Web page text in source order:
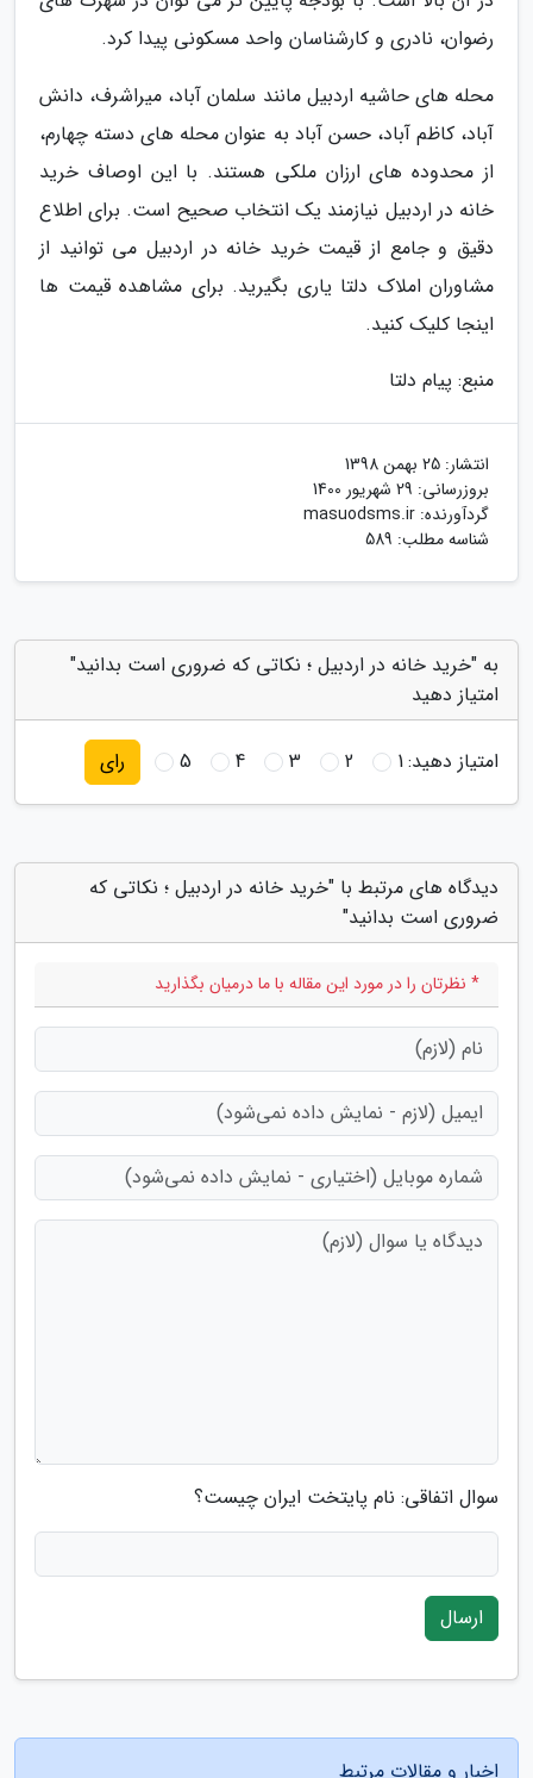
رضوان، نادری و کارشناسان واحد مسکونی پیدا کرد.
محله های حاشیه اردبیل مانند سلمان آباد، میراشرف، دانش
آباد، کاظم آباد، حسن آباد به عنوان محله های دسته چهارم،
از محدوده های ارزان ملکی هستند. با این اوصاف خرید
خانه در اردبیل نیازمند یک انتخاب صحیح است. برای اطلاع
دقیق و جامع از قیمت خرید خانه در اردبیل می توانید از
مشاوران املاک دلتا یاری بگیرید. برای مشاهده قیمت ها
اینجا کلیک کنید.
منبع: پیام دلتا
انتشار: 25 بهمن 1398
بروزرسانی: 29 شهریور 1400
گردآورنده: masuodsms.ir
شناسه مطلب: 589
به "خرید خانه در اردبیل ؛ نکاتی که ضروری است بدانید"
امتیاز دهید
امتیاز دهید:1
2
3
4
5 رای
دیدگاه های مرتبط با "خرید خانه در اردبیل ؛ نکاتی که
ضروری است بدانید"
* نظرتان را در مورد این مقاله با ما درمیان بگذارید
سوال اتفاقی: نام پایتخت ایران چیست؟
ارسال
اخبار و مقالات مرتبط